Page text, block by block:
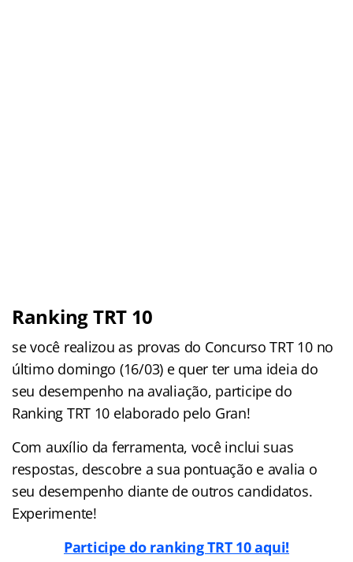
Ranking TRT 10
se você realizou as provas do Concurso TRT 10 no
último domingo (16/03) e quer ter uma ideia do
seu desempenho na avaliação, participe do
Ranking TRT 10 elaborado pelo Gran!
Com auxílio da ferramenta, você inclui suas
respostas, descobre a sua pontuação e avalia o
seu desempenho diante de outros candidatos.
Experimente!
Participe do ranking TRT 10 aqui!